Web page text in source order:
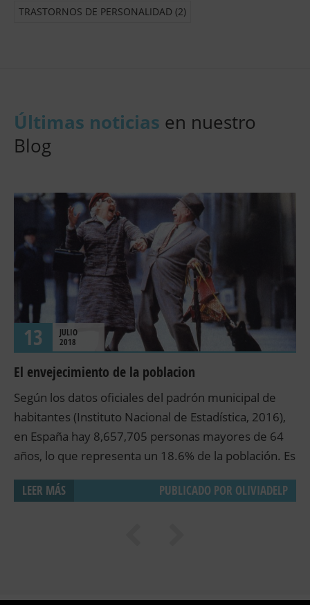
TRASTORNOS DE PERSONALIDAD (2)
Últimas noticias en nuestro
Blog
13
JULIO
2018
El envejecimiento de la poblacion
Según los datos oficiales del padrón municipal de
habitantes (Instituto Nacional de Estadística, 2016),
en España hay 8,657,705 personas mayores de 64
años, lo que representa un 18.6% de la población. Es
experimentando un envejecimiento de su
LEER MÁS PUBLICADO POR OLIVIADELP